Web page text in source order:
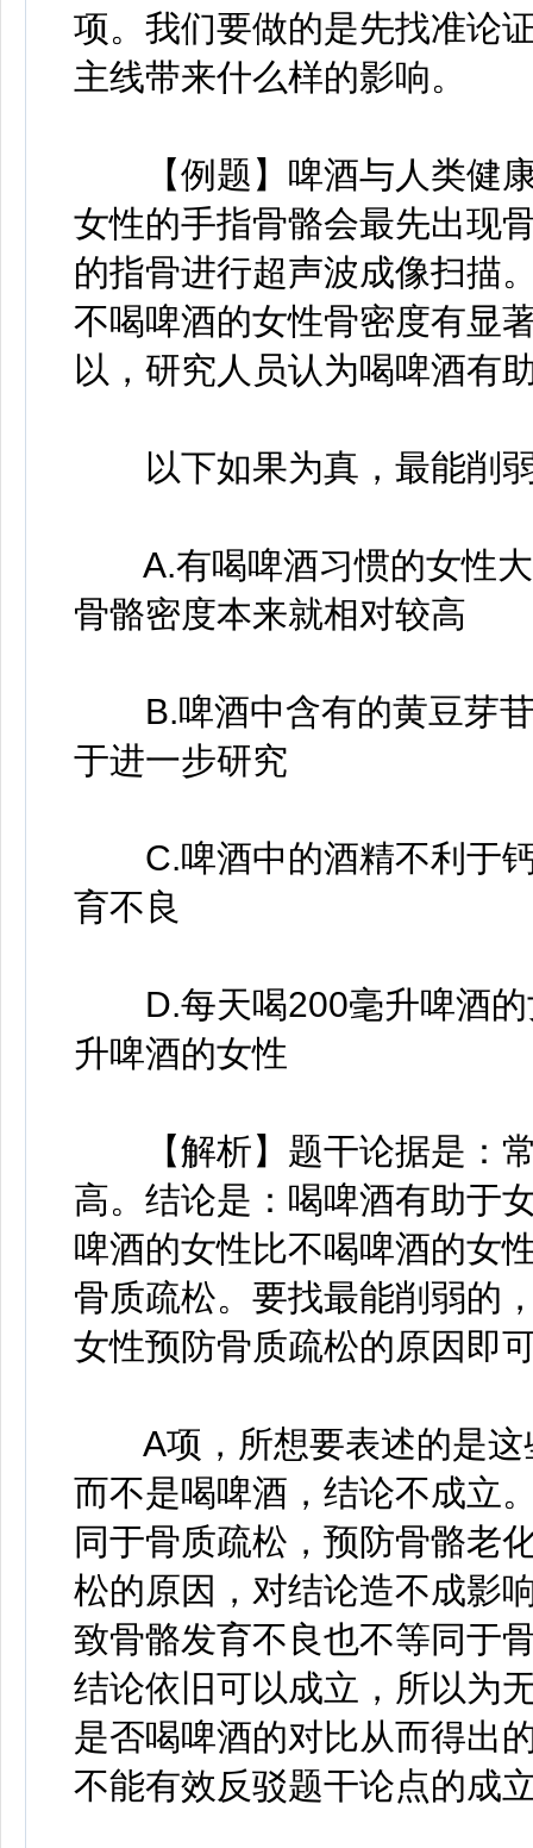
项。我们要做的是先找准论
主线带来什么样的影响。
【例题】啤酒与人类健康
女性的手指骨骼会最先出现
的指骨进行超声波成像扫描
不喝啤酒的女性骨密度有显
以，研究人员认为喝啤酒有
以下如果为真，最能削弱
A.有喝啤酒习惯的女性大
骨骼密度本来就相对较高
B.啤酒中含有的黄豆芽苷
于进一步研究
C.啤酒中的酒精不利于钙
育不良
D.每天喝200毫升啤酒的
升啤酒的女性
【解析】题干论据是：常
高。结论是：喝啤酒有助于
啤酒的女性比不喝啤酒的女
骨质疏松。要找最能削弱的
女性预防骨质疏松的原因即
A项，所想要表述的是这
而不是喝啤酒，结论不成立
同于骨质疏松，预防骨骼老
松的原因，对结论造不成影
致骨骼发育不良也不等同于
结论依旧可以成立，所以为
是否喝啤酒的对比从而得出
不能有效反驳题干论点的成